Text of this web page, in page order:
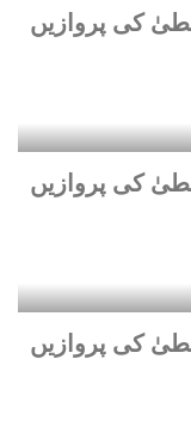
کی پروازیں
کی پروازیں
کی پروازیں